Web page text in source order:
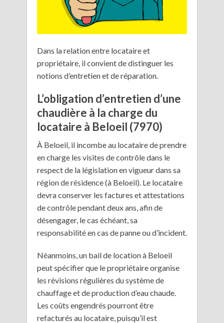
Dans la relation entre locataire et
propriétaire, il convient de distinguer les
notions d’entretien et de réparation.
L’obligation d’entretien d’une
chaudière à la charge du
locataire à Beloeil (7970)
À Beloeil, il incombe au locataire de prendre
en charge les visites de contrôle dans le
respect de la législation en vigueur dans sa
région de résidence (à Beloeil). Le locataire
devra conserver les factures et attestations
de contrôle pendant deux ans, afin de
désengager, le cas échéant, sa
responsabilité en cas de panne ou d’incident.
Néanmoins, un bail de location à Beloeil
peut spécifier que le propriétaire organise
les révisions régulières du système de
chauffage et de production d’eau chaude.
Les coûts engendrés pourront être
refacturés au locataire, puisqu’il est